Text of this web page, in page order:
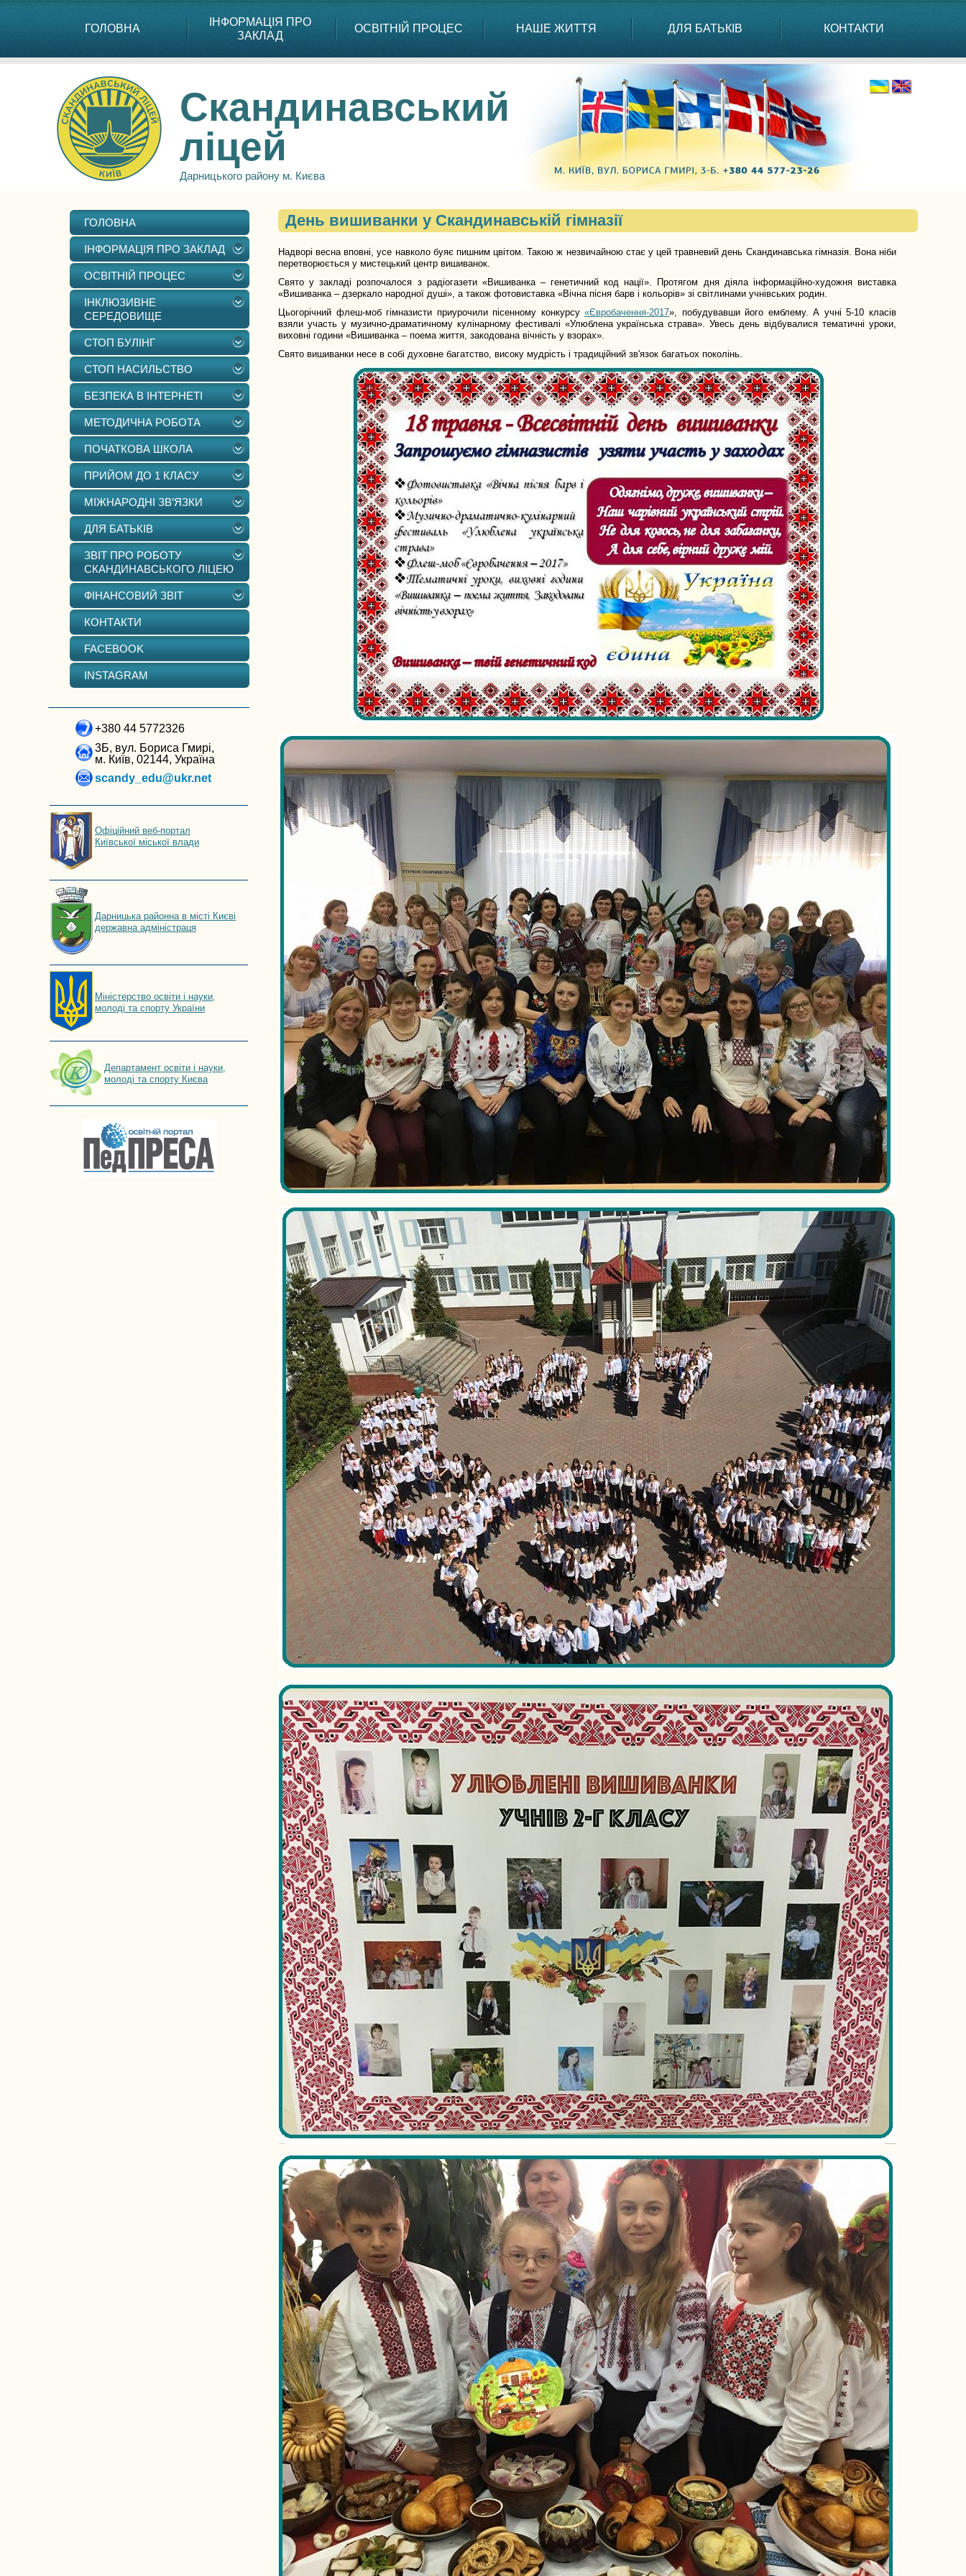
ГОЛОВНА
ІНФОРМАЦІЯ ПРО
ЗАКЛАД
ОСВІТНІЙ ПРОЦЕС НАШЕ ЖИТТЯ ДЛЯ БАТЬКІВ КОНТАКТИ
Скандинавський
ліцей
Дарницького району м. Києва
ГОЛОВНА
ІНФОРМАЦІЯ ПРО ЗАКЛАД
ОСВІТНІЙ ПРОЦЕС
ІНКЛЮЗИВНЕ
СЕРЕДОВИЩЕ
СТОП БУЛІНГ
СТОП НАСИЛЬСТВО
БЕЗПЕКА В ІНТЕРНЕТІ
МЕТОДИЧНА РОБОТА
ПОЧАТКОВА ШКОЛА
ПРИЙОМ ДО 1 КЛАСУ
МІЖНАРОДНІ ЗВ’ЯЗКИ
ДЛЯ БАТЬКІВ
ЗВІТ ПРО РОБОТУ
СКАНДИНАВСЬКОГО ЛІЦЕЮ
ФІНАНСОВИЙ ЗВІТ
КОНТАКТИ
FACEBOOK
INSTAGRAM
+380 44 5772326
3Б, вул. Бориса Гмирі,
м. Київ, 02144, Україна
scandy_edu@ukr.net
Офіційний веб-портал
Київської міської влади
Дарницька районна в місті Києві
державна адміністраця
Мiнiстерство освiти і науки,
молоді та спорту України
Департамент освіти і науки,
молоді та спорту Києва
День вишиванки у Скандинавській гімназії
Надворі весна вповні, усе навколо буяє пишним цвітом. Такою ж незвичайною стає у цей травневий день Скандинавська гімназія. Вона ніби
перетворюється у мистецький центр вишиванок.
Свято у закладі розпочалося з радіогазети «Вишиванка – генетичний код нації». Протягом дня діяла інформаційно-художня виставка
«Вишиванка – дзеркало народної душі», а також фотовиставка «Вічна пісня барв і кольорів» зі світлинами учнівських родин.
Цьогорічний флеш-моб гімназисти приурочили пісенному конкурсу«Євробачення-2017», побудувавши його емблему. А учні 5-10 класів
взяли участь у музично-драматичному кулінарному фестивалі «Улюблена українська страва». Увесь день відбувалися тематичні уроки,
виховні години «Вишиванка – поема життя, закодована вічність у взорах».
Свято вишиванки несе в собі духовне багатство, високу мудрість і традиційний зв'язок багатьох поколінь.